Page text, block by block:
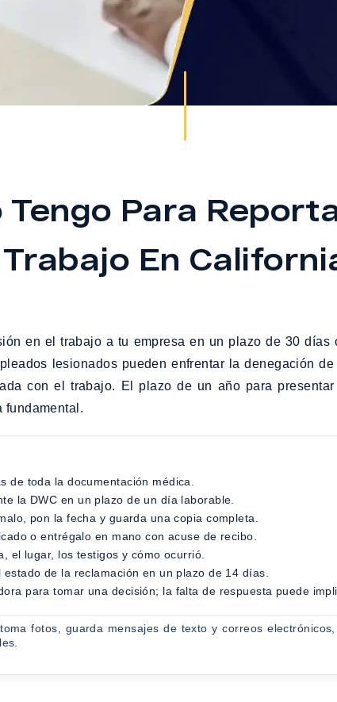
Para
Trabajo En
en el trabajo a tu empresa en un plazo de 30
lesionados pueden enfrentar la denegación
con el trabajo. El plazo de un año para
fundamental.
de toda la documentación médica.
la DWC en un plazo de un día laborable.
pon la fecha y guarda una copia completa.
o entrégalo en mano con acuse de recibo.
el lugar, los testigos y cómo ocurrió.
de la reclamación en un plazo de 14 días.
para tomar una decisión; la falta de respuesta puede
fotos, guarda mensajes de texto y correos